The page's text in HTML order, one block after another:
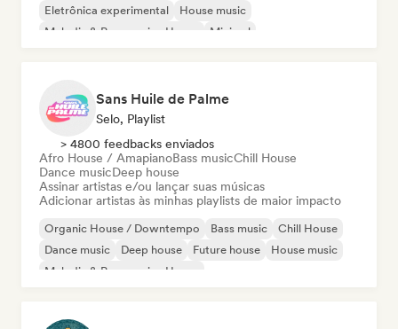
Eletrônica experimental
House music
Melodic & Progressive House
Minimal
Sans Huile de Palme
Selo, Playlist
> 4800 feedbacks enviados
Afro House / AmapianoBass musicChill House
Dance musicDeep house
Assinar artistas e/ou lançar suas músicas
Adicionar artistas às minhas playlists de maior impacto
Organic House / Downtempo Bass music
Chill House
Dance music
Deep house Future house
House music
Melodic & Progressive House